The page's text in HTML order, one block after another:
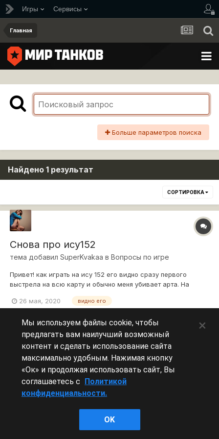
Игры Сервисы
Главная
Больше параметров поиска
Найдено 1 результат
СОРТИРОВКА
Снова про ису152
тема добавил SuperKvakaa в Вопросы по игре
Привет! как играть на ису 152 его видно сразу первого
выстрела на всю карту и обычно меня убивает арта. На
ситуации.На ису152 я также как на других становлюсь в
его убивают,то ли я не могу и...
26 мая, 2020 видно его
Powered by Invision Community
Мы используем файлы cookie, чтобы
предлагать вам наилучший возможный
контент и сделать использование сайта
максимально удобным. Нажимая кнопку
«Ок» и продолжая использовать сайт, Вы
соглашаетесь с Политикой
конфиденциальности.
OK
×